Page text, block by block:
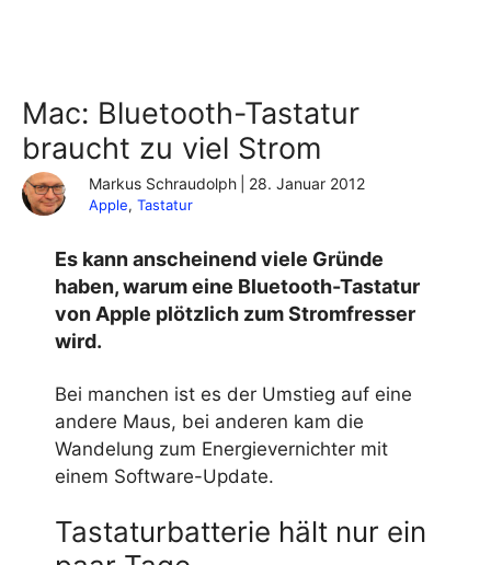
Mac: Bluetooth-Tastatur
braucht zu viel Strom
Markus Schraudolph 28. Januar 2012
Apple, Tastatur
Es kann anscheinend viele Gründe
haben, warum eine Bluetooth-Tastatur
von Apple plötzlich zum Stromfresser
wird.
Bei manchen ist es der Umstieg auf eine
andere Maus, bei anderen kam die
Wandelung zum Energievernichter mit
einem Software-Update.
Tastaturbatterie hält nur ein